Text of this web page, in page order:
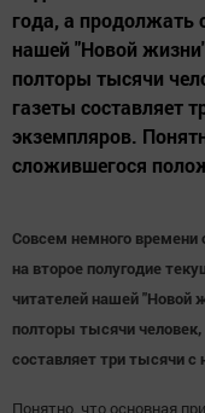
года, а продолжать
нашей "Новой
полторы тысячи
газеты составляет
экземпляров.
сложившегося
Совсем немного времени
на второе полугодие
читателей нашей "Новой
полторы тысячи
составляет три тысячи
Понятно, что основная